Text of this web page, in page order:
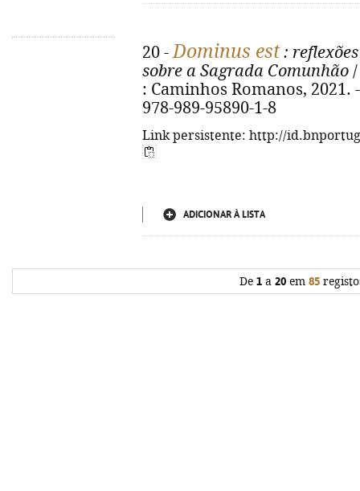
20 -Dominus est:
sobre a Sagrada Comunhão
: Caminhos Romanos, 2021.
978-989-95890-1-8
Link persistente: http://
ADICIONAR À LISTA
De 1a 20em 85